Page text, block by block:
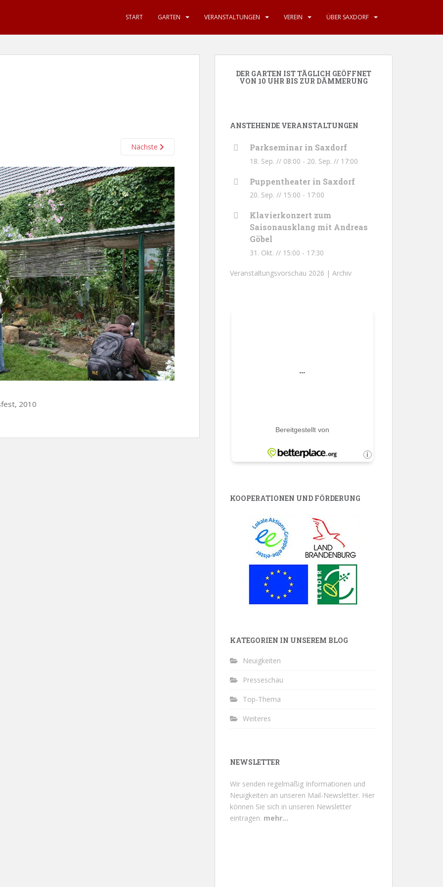
START GARTEN VERANSTALTUNGEN VEREIN ÜBER SAXDORF
Nächste
2010
DER GARTEN IST TÄGLICH GEÖFFNET
VON 10 UHR BIS ZUR DÄMMERUNG
ANSTEHENDE VERANSTALTUNGEN
Parkseminar in Saxdorf
18. Sep. // 08:00 - 20. Sep. // 17:00
Puppentheater in Saxdorf
20. Sep. // 15:00 - 17:00
Klavierkonzert zum
Saisonausklang mit Andreas
Göbel
31. Okt. // 15:00 - 17:30
Veranstaltungsvorschau 2026 | Archiv
KOOPERATIONEN UND FÖRDERUNG
KATEGORIEN IN UNSEREM BLOG
Neuigkeiten
Presseschau
Top-Thema
Weiteres
NEWSLETTER
Wir senden regelmäßig Informationen und
Neuigkeiten an unseren Mail-Newsletter. Hier
können Sie sich in unseren Newsletter
eintragen. mehr...